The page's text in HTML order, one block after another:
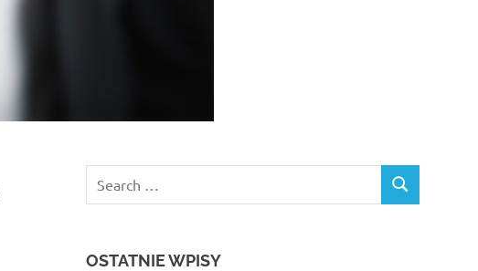
for:
SEARCH
OSTATNIE WPISY